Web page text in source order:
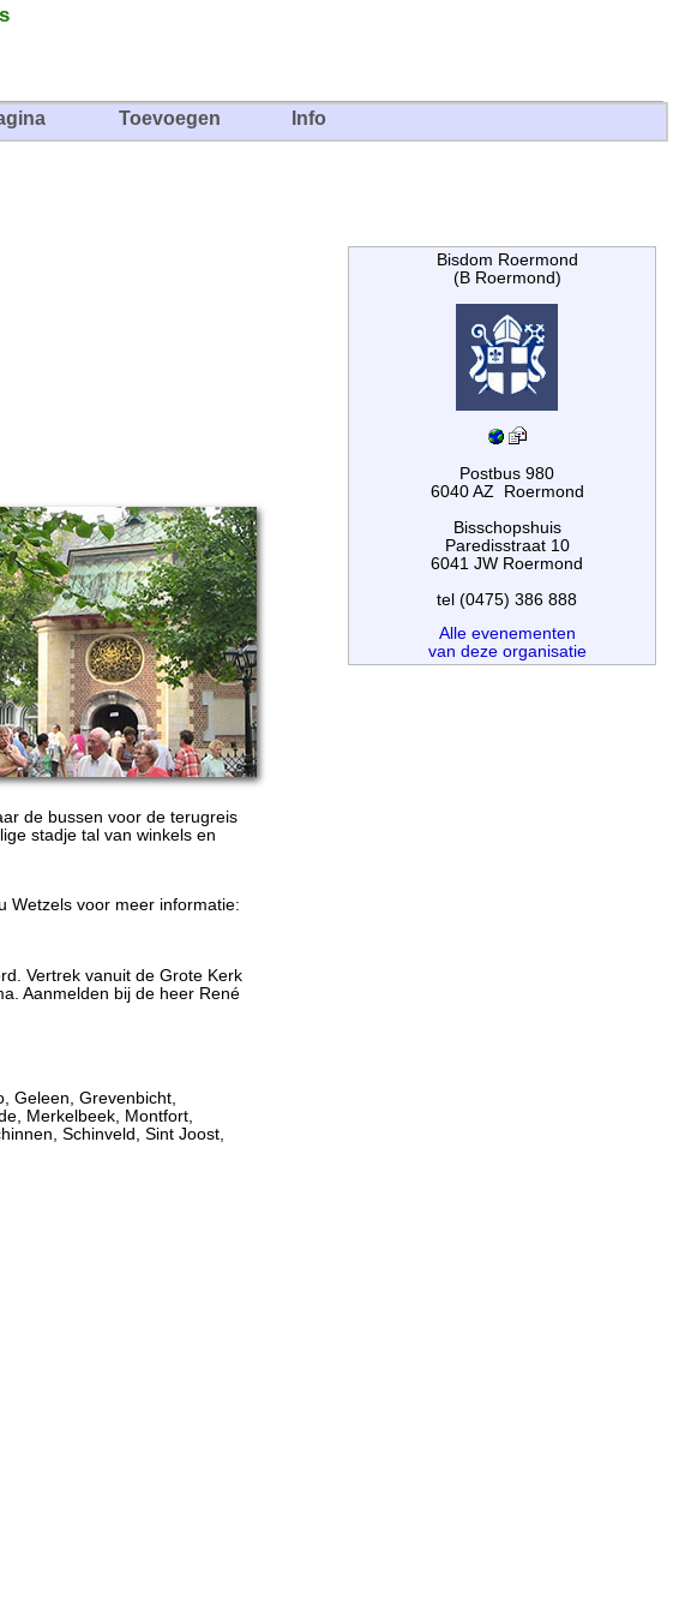
Toevoegen Info
Bisdom Roermond
(B Roermond)
Postbus 980
6040 AZ Roermond
Bisschopshuis
Paredisstraat 10
6041 JW Roermond
tel (0475) 386 888
Alle evenementen
van deze organisatie
de bussen voor de terugreis
stadje tal van winkels en
Wetzels voor meer informatie:
Vertrek vanuit de Grote Kerk
Aanmelden bij de heer René
Geleen, Grevenbicht,
Merkelbeek, Montfort,
Schinveld, Sint Joost,